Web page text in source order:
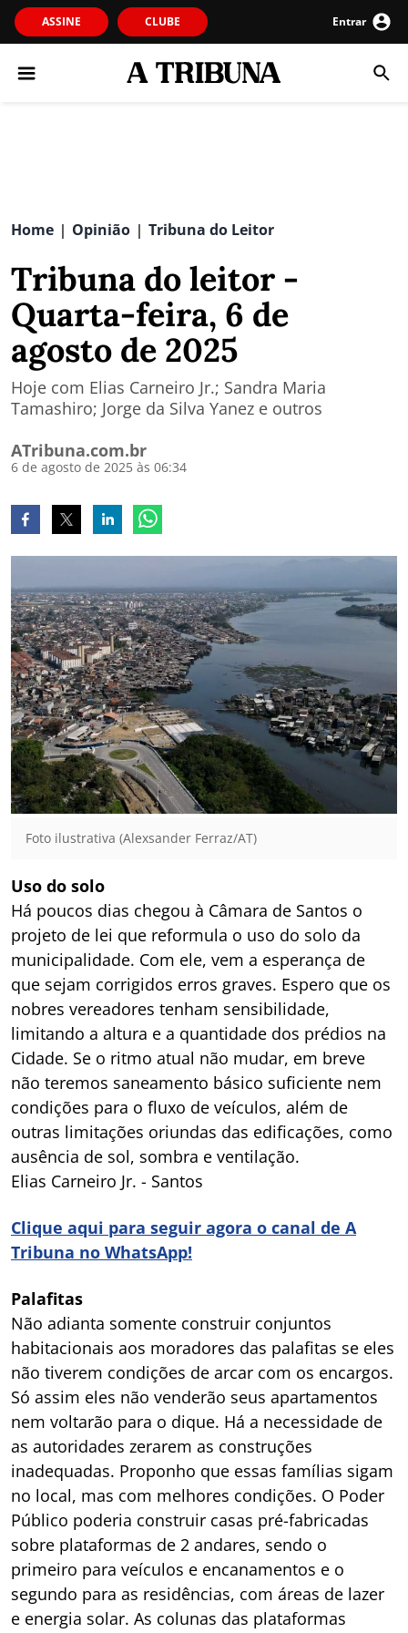
ASSINE CLUBE Entrar
Home | Opinião | Tribuna do Leitor
Tribuna do leitor -
Quarta-feira, 6 de
agosto de 2025
Hoje com Elias Carneiro Jr.; Sandra Maria
Tamashiro; Jorge da Silva Yanez e outros
ATribuna.com.br
6 de agosto de 2025 às 06:34
Foto ilustrativa (Alexsander Ferraz/AT)
Uso do solo
Há poucos dias chegou à Câmara de Santos o
projeto de lei que reformula o uso do solo da
municipalidade. Com ele, vem a esperança de
que sejam corrigidos erros graves. Espero que os
nobres vereadores tenham sensibilidade,
limitando a altura e a quantidade dos prédios na
Cidade. Se o ritmo atual não mudar, em breve
não teremos saneamento básico suficiente nem
condições para o fluxo de veículos, além de
outras limitações oriundas das edificações, como
ausência de sol, sombra e ventilação.
Elias Carneiro Jr. - Santos
Clique aqui para seguir agora o canal de A
Tribuna no WhatsApp!
Palafitas
Não adianta somente construir conjuntos
habitacionais aos moradores das palafitas se eles
não tiverem condições de arcar com os encargos.
Só assim eles não venderão seus apartamentos
nem voltarão para o dique. Há a necessidade de
as autoridades zerarem as construções
inadequadas. Proponho que essas famílias sigam
no local, mas com melhores condições. O Poder
Público poderia construir casas pré-fabricadas
sobre plataformas de 2 andares, sendo o
primeiro para veículos e encanamentos e o
segundo para as residências, com áreas de lazer
e energia solar. As colunas das plataformas